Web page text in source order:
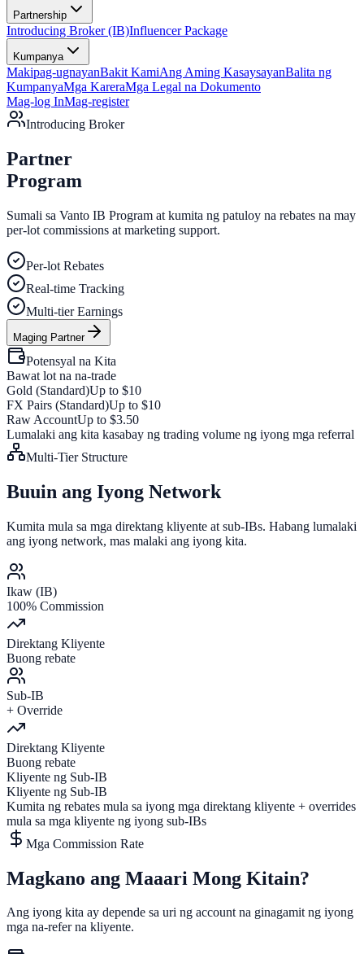
Partnership
Introducing Broker (IB)Influencer Package
Kumpanya
Makipag-ugnayanBakit KamiAng Aming KasaysayanBalita ng
KumpanyaMga KareraMga Legal na Dokumento
Mag-log InMag-register
Introducing Broker
Partner
Program
Sumali sa Vanto IB Program at kumita ng patuloy na rebates na may
per-lot commissions at marketing support.
Per-lot Rebates
Real-time Tracking
Multi-tier Earnings
Maging Partner
Potensyal na Kita
Bawat lot na na-trade
Gold (Standard)Up to $10
FX Pairs (Standard)Up to $10
Raw AccountUp to $3.50
Lumalaki ang kita kasabay ng trading volume ng iyong mga referral
Multi-Tier Structure
Buuin ang Iyong Network
Kumita mula sa mga direktang kliyente at sub-IBs. Habang lumalaki
ang iyong network, mas malaki ang iyong kita.
Ikaw (IB)
100% Commission
Direktang Kliyente
Buong rebate
Sub-IB
+ Override
Direktang Kliyente
Buong rebate
Kliyente ng Sub-IB
Kliyente ng Sub-IB
Kumita ng rebates mula sa iyong mga direktang kliyente + overrides
mula sa mga kliyente ng iyong sub-IBs
Mga Commission Rate
Magkano ang Maaari Mong Kitain?
Ang iyong kita ay depende sa uri ng account na ginagamit ng iyong
mga na-refer na kliyente.